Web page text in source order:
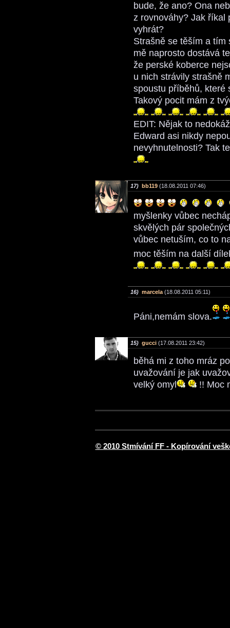
bude, že ano? Ona
z rovnováhy? Jak říkal
vyhrát?
Strašně se těším a tím
mě naprosto dostává
že perské koberce
u nich strávily strašně
spoustu příběhů, které
Takový pocit mám z
EDIT: Nějak to
Edward asi nikdy
nevyhnutelnosti? Tak
17) bb119 (18.08.2011 07:46)
myšlenky vůbec
skvělých pár
vůbec netuším, co to
moc těším na další
16) marcela (18.08.2011 05:11)
Páni,nemám slova.
15) gucci (17.08.2011 23:42)
běhá mi z toho mráz
uvažování je jak
velký omyl
!! Moc
© 2010 Stmívání FF - Kopírování